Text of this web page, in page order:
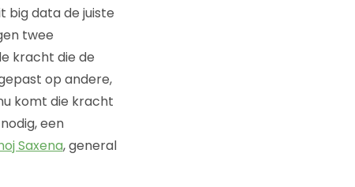
big data de juiste
twee
kracht die de
op andere,
komt die kracht
een
Saxena, general